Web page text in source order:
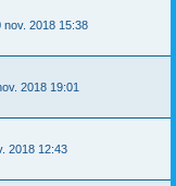
nov. 2018 15:38
2018 19:01
2018 12:43